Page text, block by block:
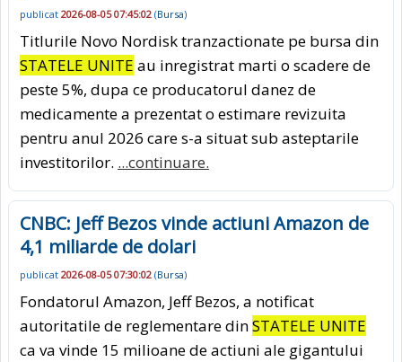
publicat 2026-08-05 07:45:02 (Bursa)
Titlurile Novo Nordisk tranzactionate pe bursa din
STATELE UNITE au inregistrat marti o scadere de
peste 5%, dupa ce producatorul danez de
medicamente a prezentat o estimare revizuita
pentru anul 2026 care s-a situat sub asteptarile
investitorilor. ...continuare.
CNBC: Jeff Bezos vinde actiuni Amazon de
4,1 miliarde de dolari
publicat 2026-08-05 07:30:02 (Bursa)
Fondatorul Amazon, Jeff Bezos, a notificat
autoritatile de reglementare dinSTATELE UNITE
ca va vinde 15 milioane de actiuni ale gigantului